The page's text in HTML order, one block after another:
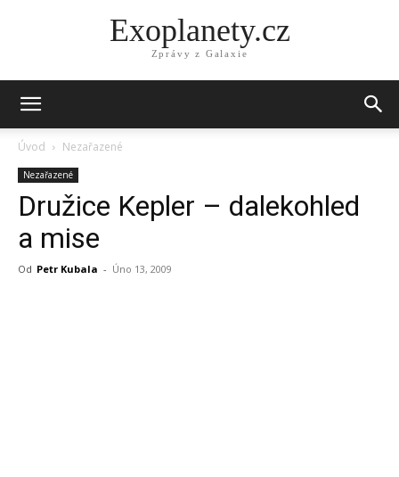
Exoplanety.cz
Zprávy z Galaxie
Úvod Nezařazené
Nezařazené
Družice Kepler – dalekohled
a mise
Od Petr Kubala - Úno 13, 2009